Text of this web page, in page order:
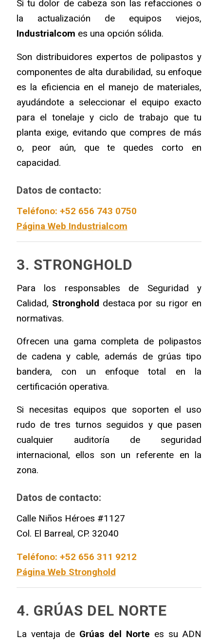
Si tu dolor de cabeza son las refacciones o
la actualización de equipos viejos,
Industrialcom es una opción sólida.
Son distribuidores expertos de polipastos y
componentes de alta durabilidad, su enfoque
es la eficiencia en el manejo de materiales,
ayudándote a seleccionar el equipo exacto
para el tonelaje y ciclo de trabajo que tu
planta exige, evitando que compres de más
o, peor aún, que te quedes corto en
capacidad.
Datos de contacto:
Teléfono: +52 656 743 0750
Página Web Industrialcom
3. STRONGHOLD
Para los responsables de Seguridad y
Calidad, Stronghold destaca por su rigor en
normativas.
Ofrecen una gama completa de polipastos
de cadena y cable, además de grúas tipo
bandera, con un enfoque total en la
certificación operativa.
Si necesitas equipos que soporten el uso
rudo de tres turnos seguidos y que pasen
cualquier auditoría de seguridad
internacional, ellos son un referente en la
zona.
Datos de contacto:
Calle Niños Héroes #1127
Col. El Barreal, CP. 32040
Teléfono: +52 656 311 9212
Página Web Stronghold
4. GRÚAS DEL NORTE
La ventaja de Grúas del Norte es su ADN